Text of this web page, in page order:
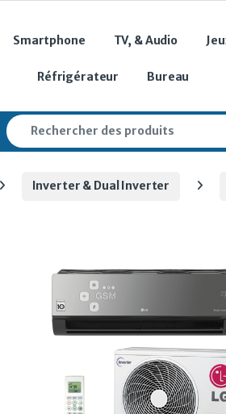
Smartphone TV, & Audio
Réfrigérateur Bureau
Search for:
Inverter & Dual Inverter